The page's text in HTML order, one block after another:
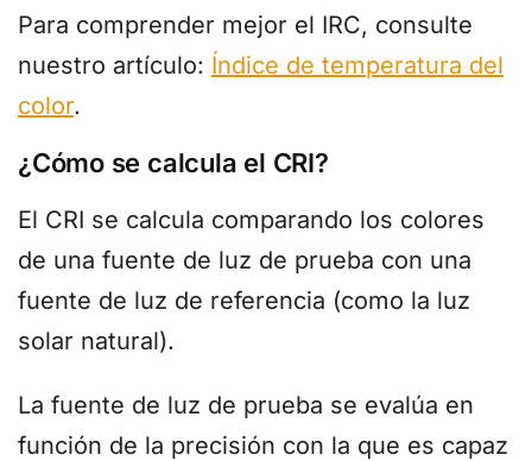
Para comprender mejor el IRC, consulte
nuestro artículo: Índice de temperatura del
color.
¿Cómo se calcula el CRI?
El CRI se calcula comparando los colores
de una fuente de luz de prueba con una
fuente de luz de referencia (como la luz
solar natural).
La fuente de luz de prueba se evalúa en
función de la precisión con la que es capaz